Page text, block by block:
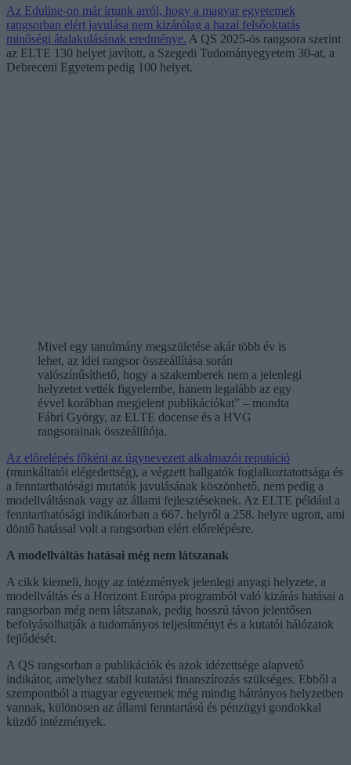
Az Eduline-on már írtunk arról, hogy a magyar egyetemek
rangsorban elért javulása nem kizárólag a hazai felsőoktatás
minőségi átalakulásának eredménye. A QS 2025-ös rangsora szerint
az ELTE 130 helyet javított, a Szegedi Tudományegyetem 30-at, a
Debreceni Egyetem pedig 100 helyet.
Mivel egy tanulmány megszületése akár több év is
lehet, az idei rangsor összeállítása során
valószínűsíthető, hogy a szakemberek nem a jelenlegi
helyzetet vették figyelembe, hanem legalább az egy
évvel korábban megjelent publikációkat” – mondta
Fábri György, az ELTE docense és a HVG
rangsorainak összeállítója.
Az előrelépés főként az úgynevezett alkalmazói reputáció
(munkáltatói elégedettség), a végzett hallgatók foglalkoztatottsága és
a fenntarthatósági mutatók javulásának köszönhető, nem pedig a
modellváltásnak vagy az állami fejlesztéseknek. Az ELTE például a
fenntarthatósági indikátorban a 667. helyről a 258. helyre ugrott, ami
döntő hatással volt a rangsorban elért előrelépésre.
A modellváltás hatásai még nem látszanak
A cikk kiemeli, hogy az intézmények jelenlegi anyagi helyzete, a
modellváltás és a Horizont Európa programból való kizárás hatásai a
rangsorban még nem látszanak, pedig hosszú távon jelentősen
befolyásolhatják a tudományos teljesítményt és a kutatói hálózatok
fejlődését.
A QS rangsorban a publikációk és azok idézettsége alapvető
indikátor, amelyhez stabil kutatási finanszírozás szükséges. Ebből a
szempontból a magyar egyetemek még mindig hátrányos helyzetben
vannak, különösen az állami fenntartású és pénzügyi gondokkal
küzdő intézmények.